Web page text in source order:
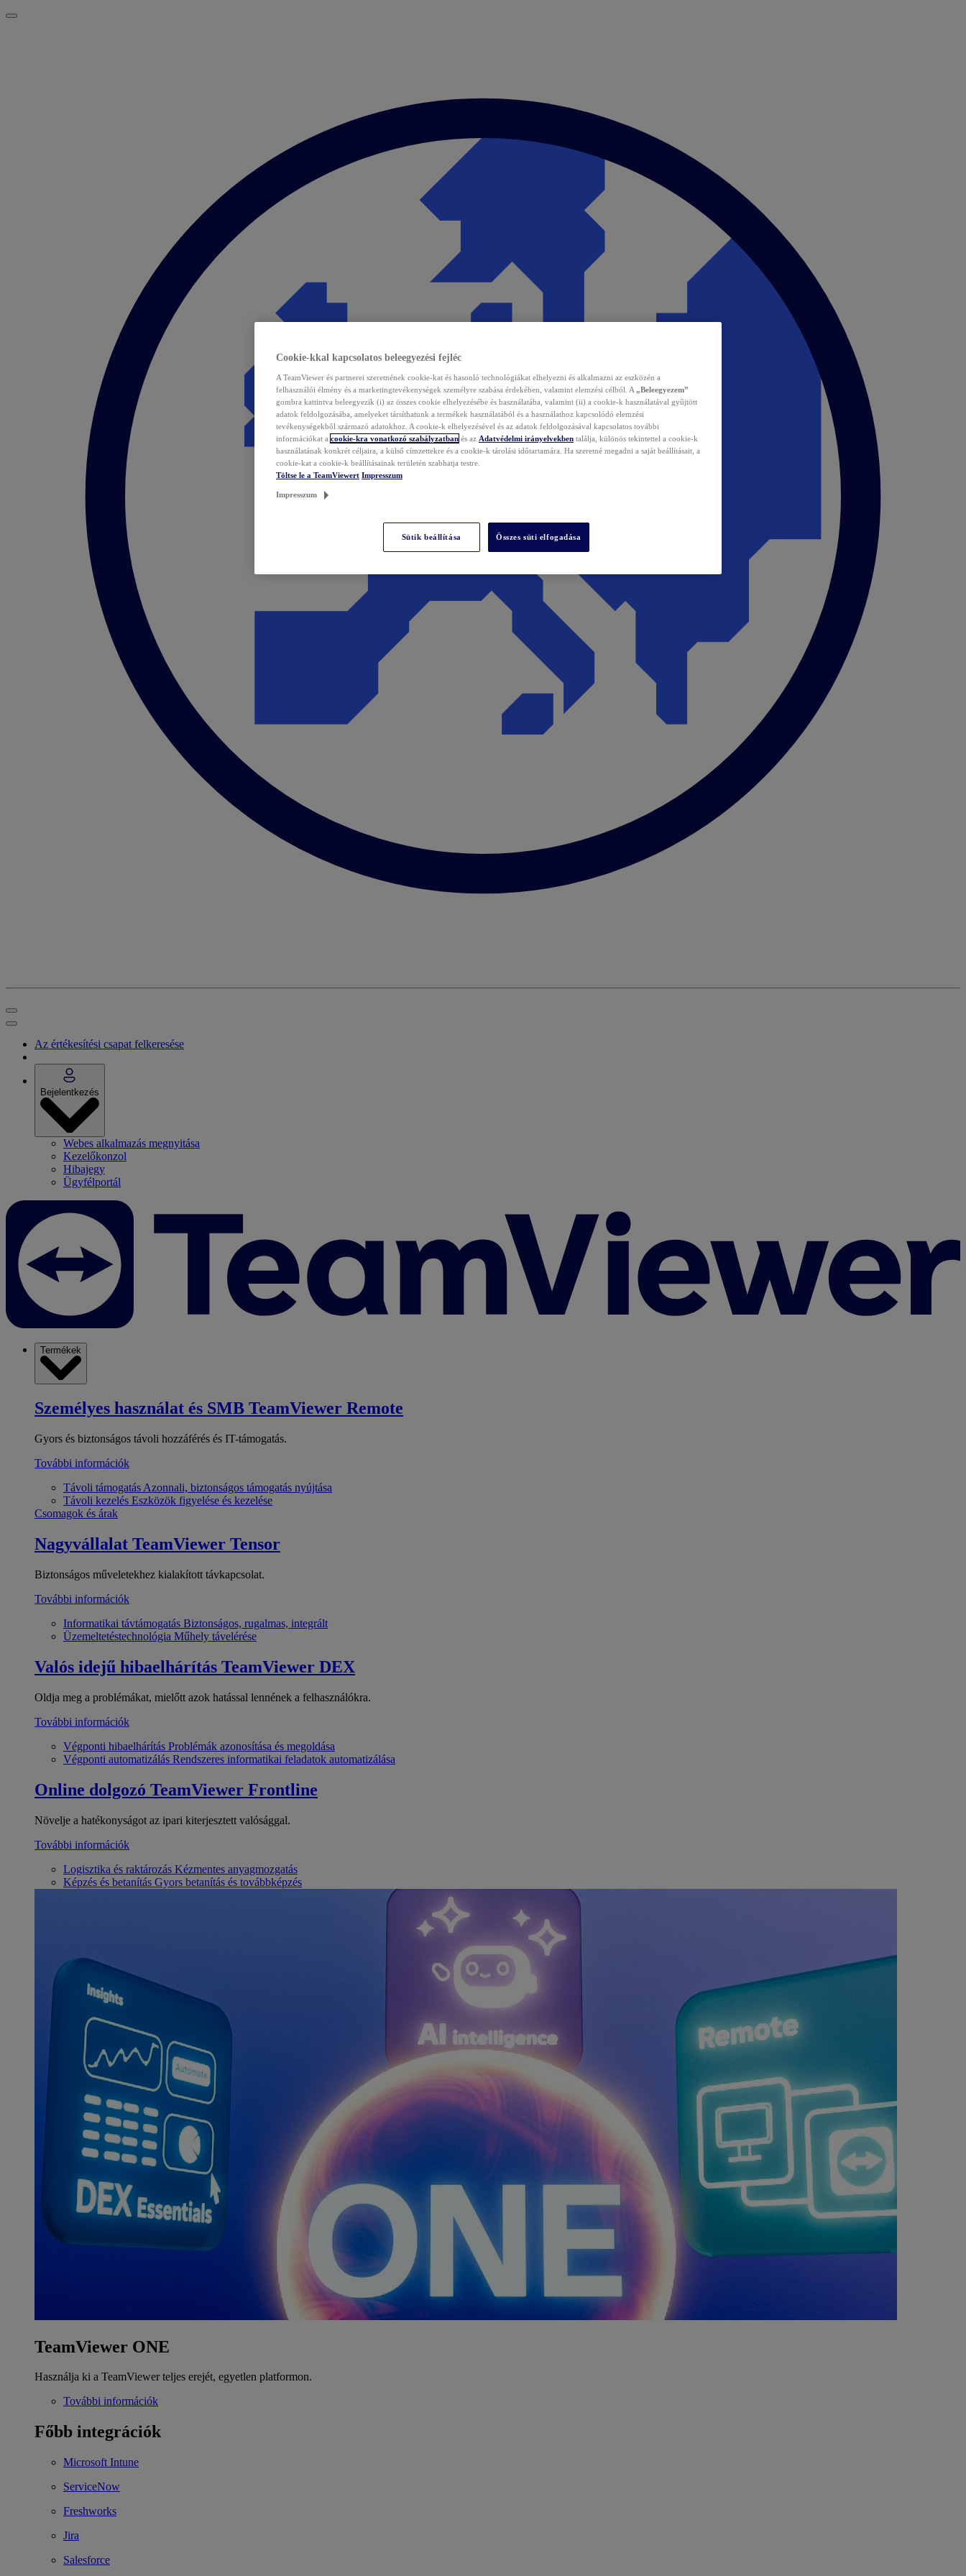
Az értékesítési csapat felkeresése
Bejelentkezés
Webes alkalmazás megnyitása
Kezelőkonzol
Hibajegy
Ügyfélportál
Termékek
Személyes használat és SMB TeamViewer Remote
Gyors és biztonságos távoli hozzáférés és IT-támogatás.
További információk
Távoli támogatás Azonnali, biztonságos támogatás nyújtása
Távoli kezelés Eszközök figyelése és kezelése
Csomagok és árak
Nagyvállalat TeamViewer Tensor
Biztonságos műveletekhez kialakított távkapcsolat.
További információk
Informatikai távtámogatás Biztonságos, rugalmas, integrált
Üzemeltetéstechnológia Műhely távelérése
Valós idejű hibaelhárítás TeamViewer DEX
Oldja meg a problémákat, mielőtt azok hatással lennének a felhasználókra.
További információk
Végponti hibaelhárítás Problémák azonosítása és megoldása
Végponti automatizálás Rendszeres informatikai feladatok automatizálása
Online dolgozó TeamViewer Frontline
Növelje a hatékonyságot az ipari kiterjesztett valósággal.
További információk
Logisztika és raktározás Kézmentes anyagmozgatás
Képzés és betanítás Gyors betanítás és továbbképzés
TeamViewer ONE
Használja ki a TeamViewer teljes erejét, egyetlen platformon.
További információk
Főbb integrációk
Microsoft Intune
ServiceNow
Freshworks
Jira
Salesforce
Cookie-kkal kapcsolatos beleegyezési fejléc
A TeamViewer és partnerei szeretnének cookie-kat és hasonló technológiákat elhelyezni és alkalmazni az eszközén a
felhasználói élmény és a marketingtevékenységek személyre szabása érdekében, valamint elemzési célból. A „Beleegyezem”
gombra kattintva beleegyezik (i) az összes cookie elhelyezésébe és használatába, valamint (ii) a cookie-k használatával gyűjtött
adatok feldolgozásába, amelyeket társíthatunk a termékek használatából és a használathoz kapcsolódó elemzési
tevékenységekből származó adatokhoz. A cookie-k elhelyezésével és az adatok feldolgozásával kapcsolatos további
információkat a cookie-kra vonatkozó szabályzatban és az Adatvédelmi irányelvekben találja, különös tekintettel a cookie-k
használatának konkrét céljaira, a külső címzettekre és a cookie-k tárolási időtartamára. Ha szeretné megadni a saját beállításait, a
cookie-kat a cookie-k beállításainak területén szabhatja testre.
Töltse le a TeamViewert Impresszum
Impresszum
Sütik beállítása Összes süti elfogadása